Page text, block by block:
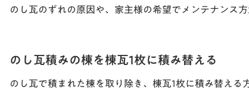
のし瓦のずれの原因や、家主様の希望でメンテナンス
のし瓦積みの棟を棟瓦1枚に積み替える
のし瓦で積まれた棟を取り除き、棟瓦1枚に積み替える